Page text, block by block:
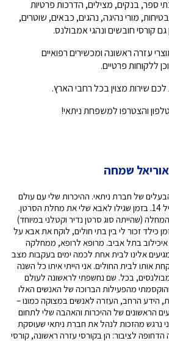
ספר, בנקים, מצילים, הדרכות פרטיות
מורי נהיגה, נהגים, כבאים, שוטרים,
גם קורסי חובשים ונהגי אמבולנס.
עזרה ראשונה ומכשירים רפואיים
ללקוחות פרטיים.
שירות מצוין בכל רחבי הארץ.
והצטרפו למשפחת ניתאי!
אוריאל שמחה
של חברת ניתאי. ההיכרות שלי עם עולם
הרפואה הדחופה החלה בגיל 14. בזמן שגילו לאבא שלי את מחלת הסרטן.
(שהייתה סוג סרטן נדיר וקטלני במיוחד)
כילד זכור לי בין בתי חולים, לוקח את אבא על
איכילוב בתל אביב. מרופא לרופא, ממחלקה
אלינו לבית אחת לכמה ימים בעקבות מצב
אותו לבית החולים. אני הייתי איתו כל השנה
בכל. שם נחשפתי לראשונה לעולם
מהפעילות הברוכה של האנשים האלו
הידע הרחב, העזרה לאנשים במצוקה כמונו –
הראשונים של ההיכרות והאהבה שלי לתחום
נרגש מהזכות לנהל את חברת ניתאי שעוסקת
לציבור: הן בקורסי עזרה ראשונה, קורסי